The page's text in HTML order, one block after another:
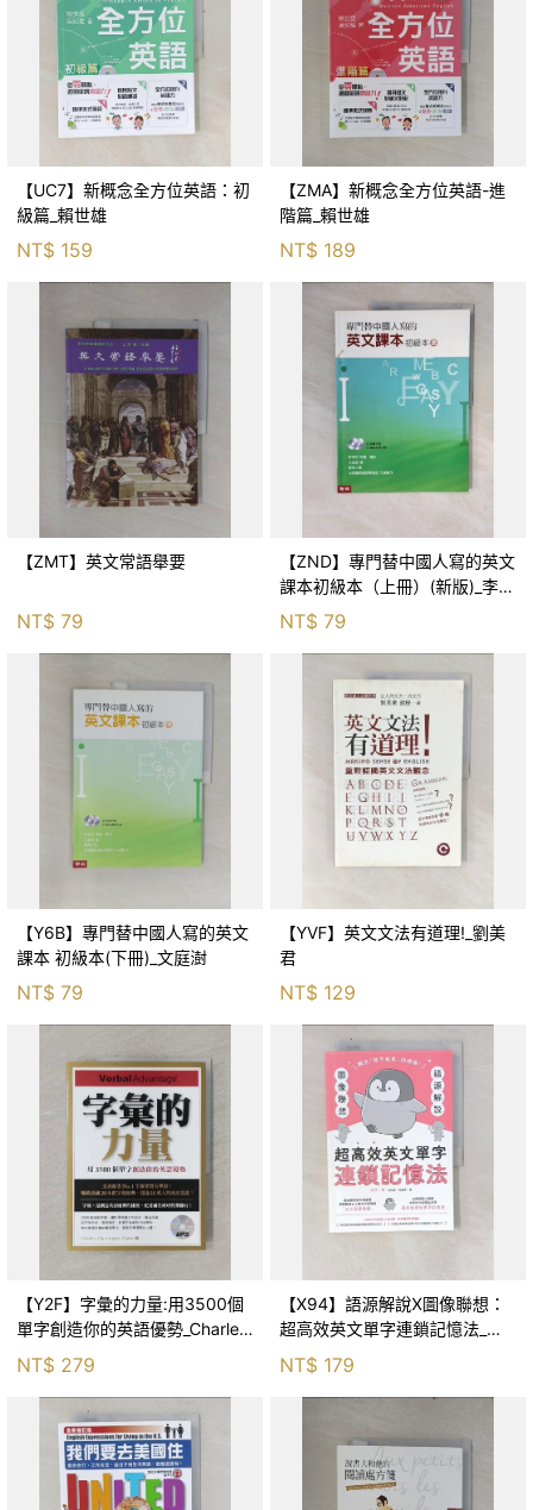
【UC7】新概念全方位英語：初
級篇_賴世雄
NT$ 159
【ZMA】新概念全方位英語-進
階篇_賴世雄
NT$ 189
【ZMT】英文常語舉要
NT$ 79
【ZND】專門替中國人寫的英文
課本初級本（上冊）(新版)_李家
同、文庭澍
NT$ 79
【Y6B】專門替中國人寫的英文
課本 初級本(下冊)_文庭澍
NT$ 79
【YVF】英文文法有道理!_劉美
君
NT$ 129
【Y2F】字彙的力量:用3500個
單字創造你的英語優勢_Charles
Harrington Elster
NT$ 279
【X94】語源解說X圖像聯想：
超高效英文單字連鎖記憶法_汪
汪 わんわん, 譯者：郭欣惠, 高
詹燦
NT$ 179